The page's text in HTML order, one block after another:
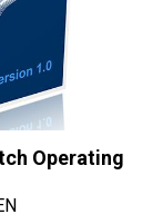
Operating